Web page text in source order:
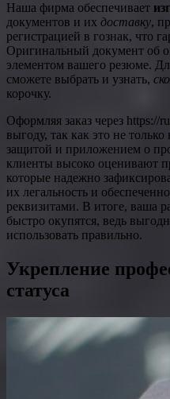
Наша фирма обеспечивает
документов и их доставку,
регистрацией в гознак, что
Оригинальный документ об
элементом вашего резюме.
сможете выбрать и узнать,
корочку.
Оформляя заказ через https://
выгоду, так как это не
защитой и приложением о
клиенты высоко оценивают
которые надежно
их легальность и
реквизитами. В итоге, ваша
быстро окупятся, ведь
использовать правильно.
Укрепление
статуса